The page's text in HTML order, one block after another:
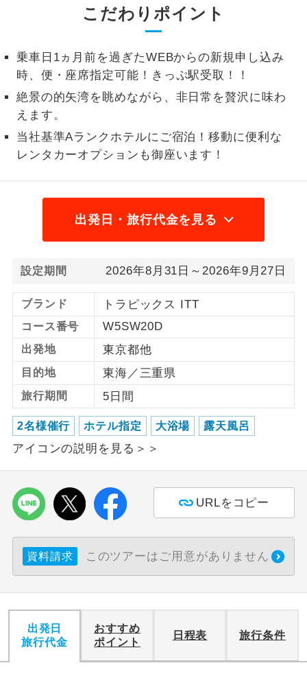
こだわりポイント
乗車日1ヵ月前を過ぎたWEBからの新規申し込み
時、便・座席指定可能！きっぷ駅受取！！
絶景の的矢湾を眺めながら、非日常を贅沢に味わ
えます。
当社基準Aランクホテルにご宿泊！移動に便利な
レンタカーオプションも御座います！
出発日・旅行代金を見る
設定期間 2026年8月31日～2026年9月27日
ブランド トラピックス ITT
コース番号 W5SW20D
出発地 東京都他
目的地 東海／三重県
旅行期間 5日間
2名様催行 ホテル指定 大浴場 露天風呂
アイコンの説明を見る＞＞
URLをコピー
資料請求 このツアーはご用意がありません
出発日
旅行代金
おすすめ
ポイント
日程表 旅行条件
トラベルイヤ
周りの音を気にせず、ガイドさんの説明
をじっくり聞くことができます。
1名様催行
1名様から出発可能な個人型プランで
す。
2名様催行
2名様から出発可能な個人型プランで
おひとり様参
加限定
おひとり様限定でご参加いただけるコー
スです。
ご夫婦限定
す。
年齢制限あり
ご参加にあたり年齢に制限があるコース
です。
航空会社指定
利用航空会社が指定なので、ご出発の計
画にとても便利です。
ホテル指定
ご紹介するホテルを指定したコースで
す。
おひとり様バ
おひとり様でバス席を2席利⽤できま
す。